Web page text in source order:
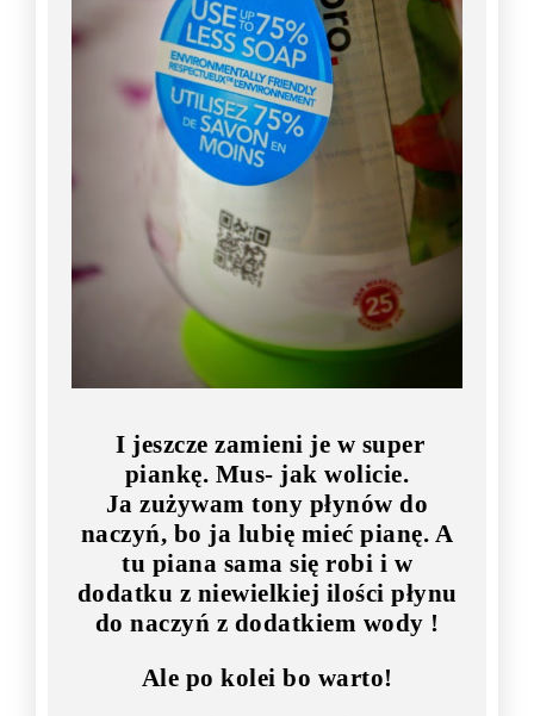
I jeszcze zamieni je w super
piankę. Mus- jak wolicie.
Ja zużywam tony płynów do
naczyń, bo ja lubię mieć pianę. A
tu piana sama się robi i w
dodatku z niewielkiej ilości płynu
do naczyń z dodatkiem wody !
Ale po kolei bo warto!